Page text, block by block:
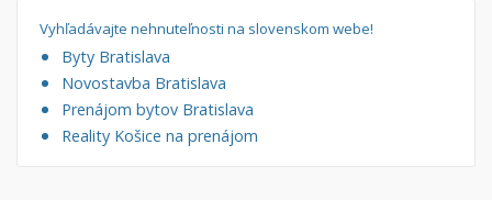
Vyhľadávajte nehnuteľnosti na slovenskom webe!
Byty Bratislava
Novostavba Bratislava
Prenájom bytov Bratislava
Reality Košice na prenájom